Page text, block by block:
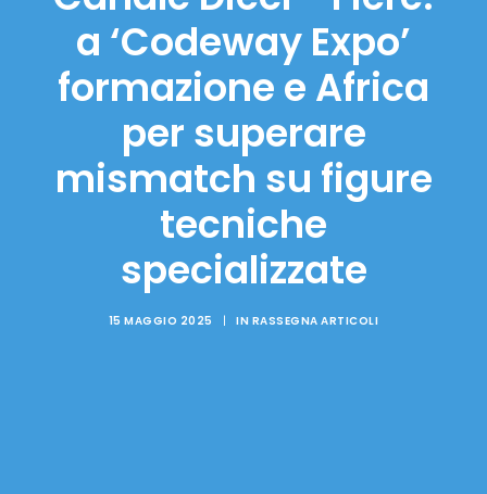
a ‘Codeway Expo’
formazione e Africa
per superare
mismatch su figure
tecniche
specializzate
15 MAGGIO 2025 | IN RASSEGNA ARTICOLI